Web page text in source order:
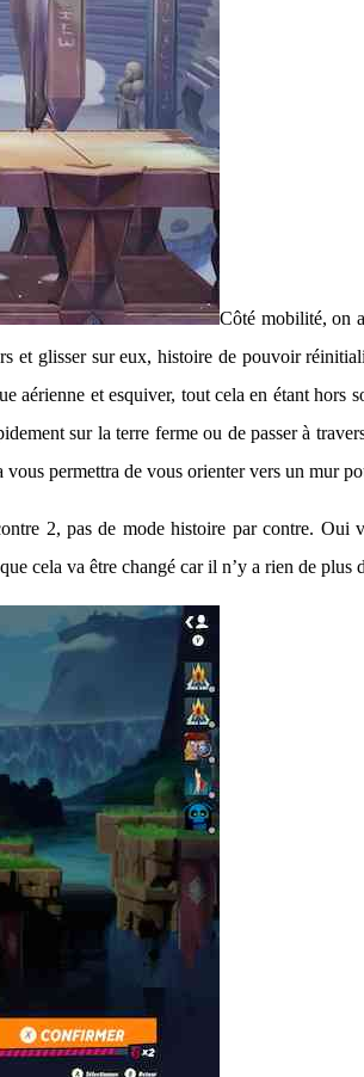
Côté mobilité, on
et glisser sur eux, histoire de pouvoir
aérienne et esquiver, tout cela en étant
sur la terre ferme ou de passer à
permettra de vous orienter vers un mur
2, pas de mode histoire par contre.
cela va être changé car il n’y a rien de